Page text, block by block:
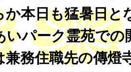
か本日も猛暑日と
いパーク霊苑での
兼務住職先の傳燈